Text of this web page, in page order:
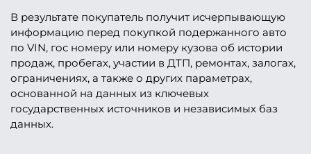
В результате покупатель получит исчерпывающую
информацию перед покупкой подержанного авто
по VIN, гос номеру или номеру кузова об истории
продаж, пробегах, участии в ДТП, ремонтах, залогах,
ограничениях, а также о других параметрах,
основанной на данных из ключевых
государственных источников и независимых баз
данных.